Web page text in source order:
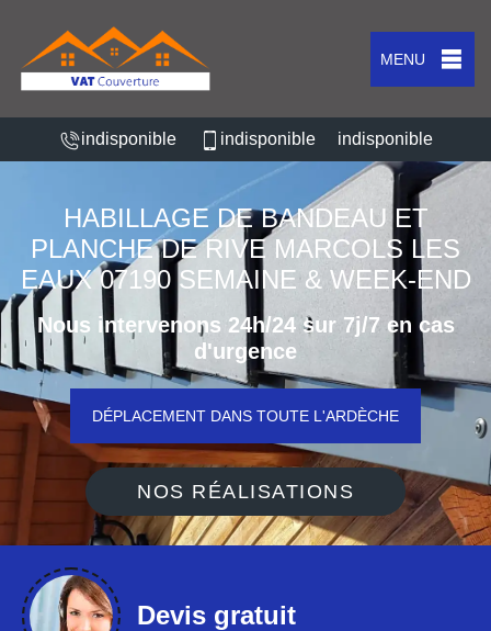
MENU
indisponible indisponible indisponible
HABILLAGE DE BANDEAU ET
PLANCHE DE RIVE MARCOLS LES
EAUX 07190 SEMAINE & WEEK-END
Nous intervenons 24h/24 sur 7j/7 en cas
d'urgence
DÉPLACEMENT DANS TOUTE L'ARDÈCHE
NOS RÉALISATIONS
Devis gratuit